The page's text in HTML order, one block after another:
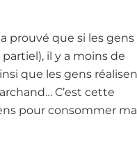
prouvé que si les gens
il y a moins de
que les gens
C’est cette
pour consommer